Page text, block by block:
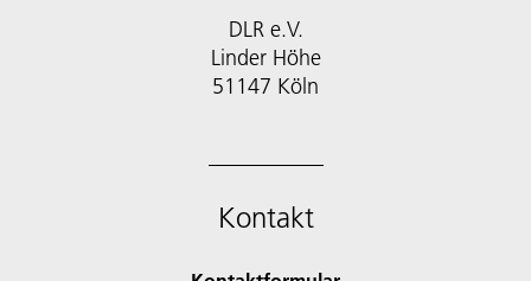
DLR e.V.
Linder Höhe
51147 Köln
Kontakt